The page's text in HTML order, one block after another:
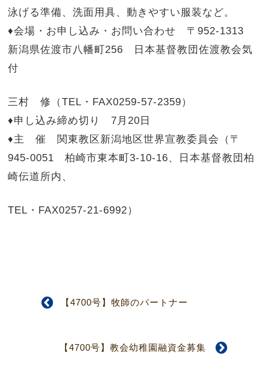
泳げる準備、洗面用具、動きやすい服装など。
♦会場・お申し込み・お問い合わせ 〒952-1313
新潟県佐渡市八幡町256 日本基督教団佐渡教会気
付
三村 修（TEL・FAX0259-57-2359）
♦申し込み締め切り 7月20日
♦主 催 関東教区新潟地区世界宣教委員会（〒
945-0051 柏崎市東本町3-10-16、日本基督教団柏
崎伝道所内、
TEL・FAX0257-21-6992）
【4700号】牧師のパートナー
【4700号】教会幼稚園融資金募集